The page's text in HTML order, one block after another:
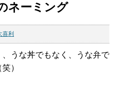
ネーミング
喜利
うな丼でもなく、うな弁で
）